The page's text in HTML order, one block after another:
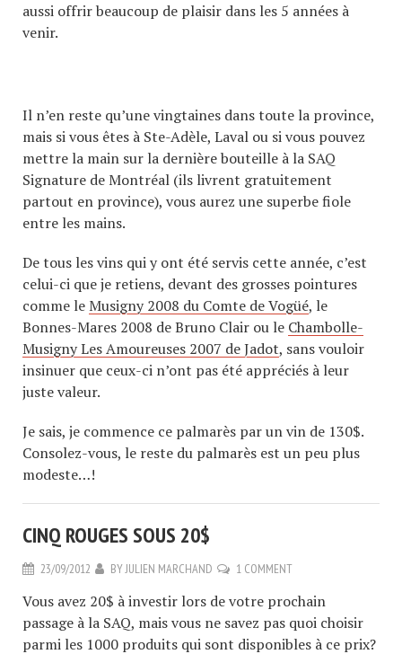
aussi offrir beaucoup de plaisir dans les 5 années à
venir.
Il n’en reste qu’une vingtaines dans toute la province,
mais si vous êtes à Ste-Adèle, Laval ou si vous pouvez
mettre la main sur la dernière bouteille à la SAQ
Signature de Montréal (ils livrent gratuitement
partout en province), vous aurez une superbe fiole
entre les mains.
De tous les vins qui y ont été servis cette année, c’est
celui-ci que je retiens, devant des grosses pointures
comme leMusigny 2008 du Comte de Vogüé, le
Bonnes-Mares 2008 de Bruno Clair ou le Chambolle-
Musigny Les Amoureuses 2007 de Jadot, sans vouloir
insinuer que ceux-ci n’ont pas été appréciés à leur
juste valeur.
Je sais, je commence ce palmarès par un vin de 130$.
Consolez-vous, le reste du palmarès est un peu plus
modeste…!
CINQ ROUGES SOUS 20$
23/09/2012 BY JULIEN MARCHAND 1 COMMENT
Vous avez 20$ à investir lors de votre prochain
passage à la SAQ, mais vous ne savez pas quoi choisir
parmi les 1000 produits qui sont disponibles à ce prix?